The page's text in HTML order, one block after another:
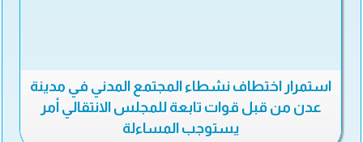
استمرار اختطاف نشطاء المجتمع المدني في مدينة
عدن من قبل قوات تابعة للمجلس الانتقالي أمر
يستوجب المساءلة